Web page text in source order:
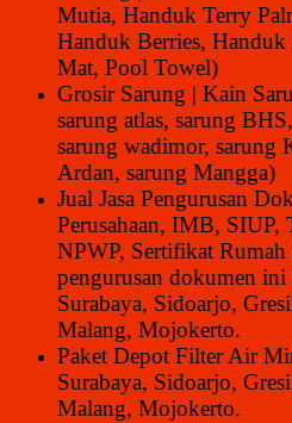
Mutia, Handuk Terry
Handuk Berries,
Mat, Pool Towel)
Grosir Sarung | Kain
sarung atlas, sarung
sarung wadimor, sarung
Ardan, sarung Mangga)
Jual Jasa Pengurusan
Perusahaan, IMB, SIUP,
NPWP, Sertifikat
pengurusan dokumen
Surabaya, Sidoarjo,
Malang, Mojokerto.
Paket Depot Filter Air
Surabaya, Sidoarjo,
Malang, Mojokerto.